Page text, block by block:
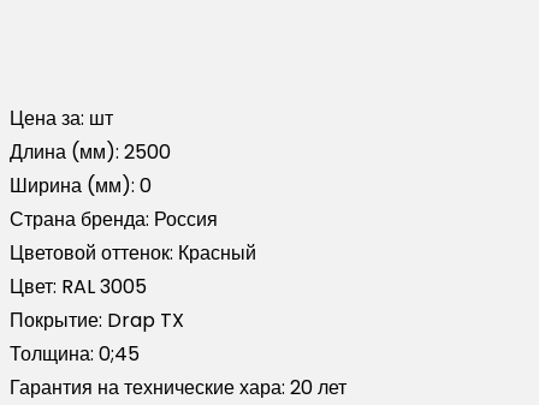
Цена за: шт
Длина (мм): 2500
Ширина (мм): 0
Страна бренда: Россия
Цветовой оттенок: Красный
Цвет: RAL 3005
Покрытие: Drap TX
Толщина: 0;45
Гарантия на технические хара: 20 лет